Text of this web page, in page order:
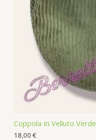
t
s
Coppola In Velluto Verde
18,00 €